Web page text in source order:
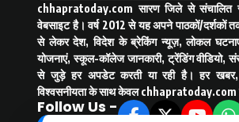
chhapratoday.com सारण जिले से संचालित
वेबसाइट है। वर्ष 2012 से यह अपने पाठकों/दर्शकों
से लेकर देश, विदेश के ब्रेकिंग न्यूज़, लोकल
योजनाएं, स्कूल-कॉलेज जानकारी, ट्रेंडिंग वीडियो,
से जुड़े हर अपडेट करती या रही है। हर
विश्वसनीयता के साथ केवलchhapratoday.com
Follow Us -